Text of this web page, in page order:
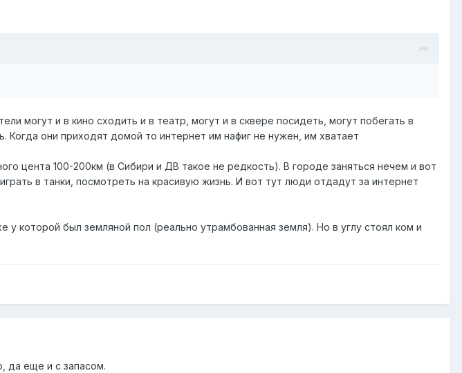
могут и в кино сходить и в театр, могут и в сквере посидеть, могут побегать в
Когда они приходят домой то интернет им нафиг не нужен, им хватает
цента 100-200км (в Сибири и ДВ такое не редкость). В городе заняться нечем и вот
в танки, посмотреть на красивую жизнь. И вот тут люди отдадут за интернет
которой был земляной пол (реально утрамбованная земля). Но в углу стоял ком и
да еще и с запасом.